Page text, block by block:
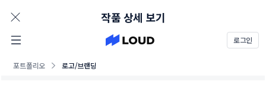
로그인
포트폴리오 로고/브랜딩
작품 상세 보기